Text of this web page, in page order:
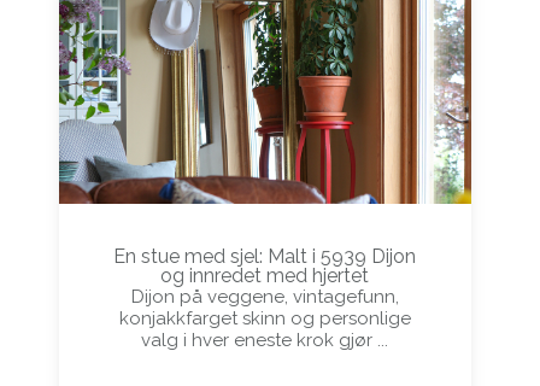
En stue med sjel: Malt i 5939 Dijon
og innredet med hjertet
Dijon på veggene, vintagefunn,
konjakkfarget skinn og personlige
valg i hver eneste krok gjør ...